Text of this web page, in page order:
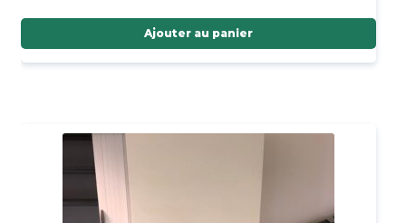
Ajouter au panier